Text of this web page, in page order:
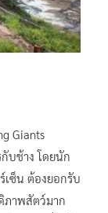
Giants
บช้าง โดยนัก
เซ็น ต้องยอกรับ
ภาพสัตว์มาก